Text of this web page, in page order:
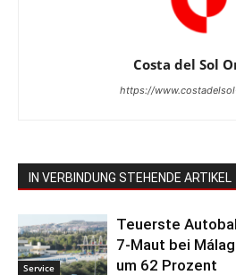
Costa del Sol
https://
IN VERBINDUNG STEHENDE ARTIKEL
Service
Teuerste
7-Maut bei
um 62 Prozent